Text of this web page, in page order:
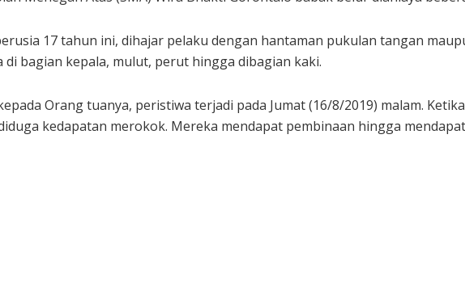
17 tahun ini, dihajar pelaku dengan hantaman pukulan tangan
di bagian kepala, mulut, perut hingga dibagian kaki.
Orang tuanya, peristiwa terjadi pada Jumat (16/8/2019) malam.
kedapatan merokok. Mereka mendapat pembinaan hingga